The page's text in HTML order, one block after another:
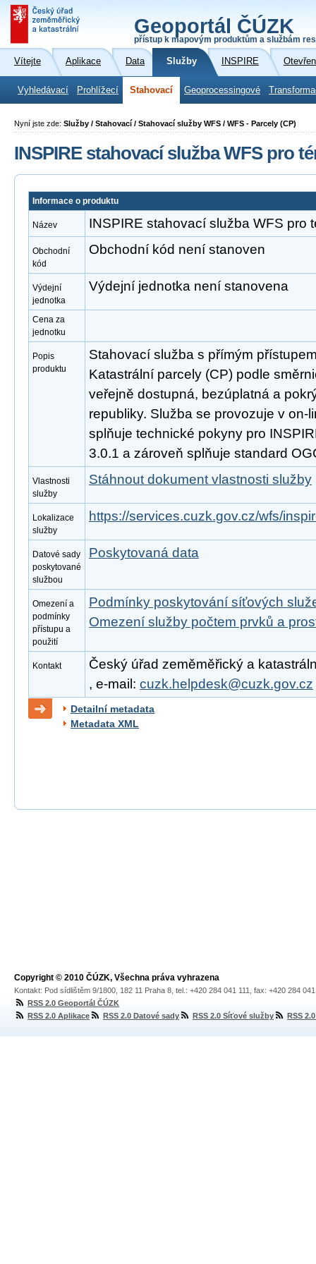
Geoportál ČÚZK
přístup k mapovým produktům a službám
Vítejte Aplikace Data Služby INSPIRE
Vyhledávací Prohlížecí Stahovací Geoprocessingové
Nyní jste zde: Služby / Stahovací / Stahovací služby WFS / WFS - Parcely (CP)
INSPIRE stahovací služba WFS pro
Informace o produktu
Název INSPIRE stahovací služba WFS pro
Obchodní
kód
Obchodní kód není stanoven
Výdejní
jednotka
Výdejní jednotka není stanovena
Cena za
jednotku
Popis
produktu
Stahovací služba s přímým
Katastrální parcely (CP) podle
veřejně dostupná, bezúplatná a
republiky. Služba se provozuje v on-
splňuje technické pokyny pro
3.0.1 a zároveň splňuje standard
Vlastnosti
služby
Stáhnout dokument vlastnosti služby
Lokalizace
služby
https://services.cuzk.gov.cz/wfs/
Datové sady
poskytované
službou
Poskytovaná data
Omezení a
podmínky
přístupu a
použití
Podmínky poskytování síťových
Omezení služby počtem prvků a
Kontakt
Český úřad zeměměřický a
, e-mail: cuzk.helpdesk@cuzk.gov.cz
Detailní metadata
Metadata XML
Copyright © 2010 ČÚZK, Všechna práva vyhrazena
Kontakt: Pod sídlištěm 9/1800, 182 11 Praha 8, tel.: +420 284 041 111, fax: +420 284
RSS 2.0 Geoportál ČÚZK
RSS 2.0 Aplikace
RSS 2.0 Datové sady RSS 2.0 Síťové služby RSS